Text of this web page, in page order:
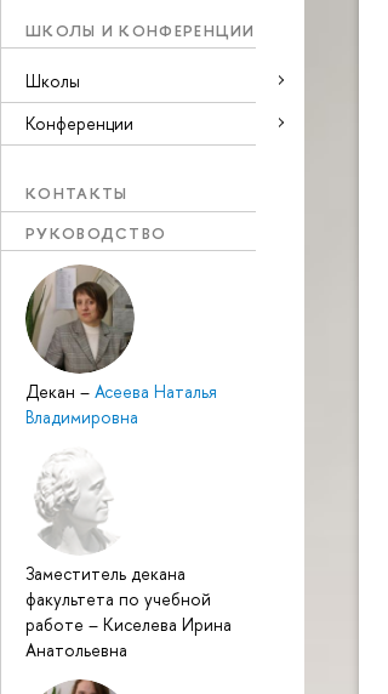
ШКОЛЫ И КОНФЕРЕНЦИИ
Школы
Конференции
КОНТАКТЫ
РУКОВОДСТВО
Декан – Асеева Наталья
Владимировна
Заместитель декана
факультета по учебной
работе – Киселева Ирина
Анатольевна